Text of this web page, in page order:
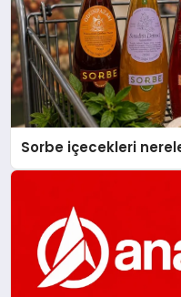
Sorbe içecekleri